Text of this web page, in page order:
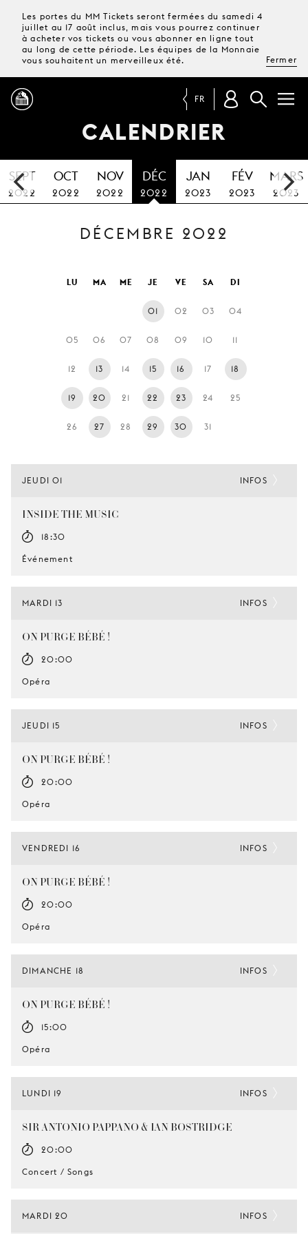
Les portes du MM Tickets seront fermées du samedi 4
juillet au 17 août inclus, mais vous pourrez continuer
à acheter vos tickets ou vous abonner en ligne tout
au long de cette période. Les équipes de la Monnaie
vous souhaitent un merveilleux été.
Fermer
PROGRAMME
MAGAZINE
TICKETS &
ABONNEMENTS
VISITE
JEUNE
MONNAIE
NOUS
SOUTENIR
FR
CALENDRIER
SEPT
2022
OCT
2022
NOV
2022
DÉC
2022
JAN
2023
FÉV
2023
MARS
2023
DÉCEMBRE 2022
LU MA ME JE VE SA DI
01 02 03 04
05 06 07 08 09 10 11
12 13 14 15 16 17 18
19 20 21 22 23 24 25
26 27 28 29 30 31
JEUDI 01
INSIDE THE MUSIC
18:30
Événement
INFOS
MARDI 13
ON PURGE BÉBÉ !
20:00
Opéra
INFOS
JEUDI 15
ON PURGE BÉBÉ !
20:00
Opéra
INFOS
VENDREDI 16
ON PURGE BÉBÉ !
20:00
Opéra
INFOS
DIMANCHE 18
ON PURGE BÉBÉ !
15:00
Opéra
INFOS
LUNDI 19
SIR ANTONIO PAPPANO & IAN BOSTRIDGE
20:00
Concert / Songs
INFOS
MARDI 20 INFOS